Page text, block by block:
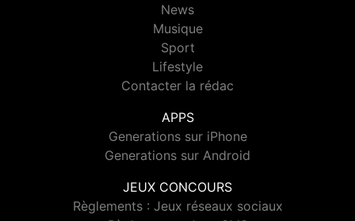
News
Musique
Sport
Lifestyle
Contacter la rédac
APPS
Generations sur iPhone
Generations sur Android
JEUX CONCOURS
Règlements : Jeux réseaux sociaux